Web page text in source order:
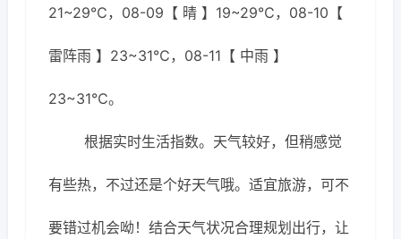
21~29℃，08-09【 晴 】19~29℃，08-10【
雷阵雨 】23~31℃，08-11【 中雨 】
23~31℃。
根据实时生活指数。天气较好，但稍感觉
有些热，不过还是个好天气哦。适宜旅游，可不
要错过机会呦！结合天气状况合理规划出行，让